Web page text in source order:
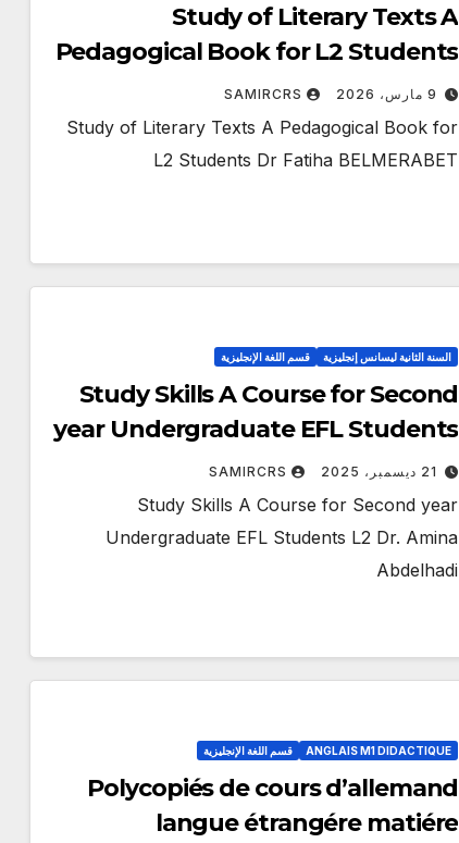
Study of Literary Texts A
Pedagogical Book for L2 Students
Dr Fatiha BELMERABET
9 مارس، 2026 SAMIRCRS
Study of Literary Texts A Pedagogical Book for
L2 Students Dr Fatiha BELMERABET
السنة الثانية ليسانس إنجليزية قسم اللغة الإنجليزية
Study Skills A Course for Second
year Undergraduate EFL Students
L2 Dr. Amina Abdelhadi
21 ديسمبر، 2025 SAMIRCRS
Study Skills A Course for Second year
Undergraduate EFL Students L2 Dr. Amina
Abdelhadi
ANGLAIS M1 DIDACTIQUE قسم اللغة الإنجليزية
Polycopiés de cours d’allemand
langue étrangére matiére